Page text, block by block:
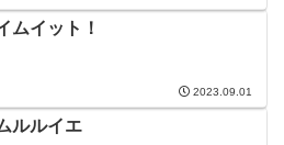
ムイット！
2023.09.01
ルルイエ